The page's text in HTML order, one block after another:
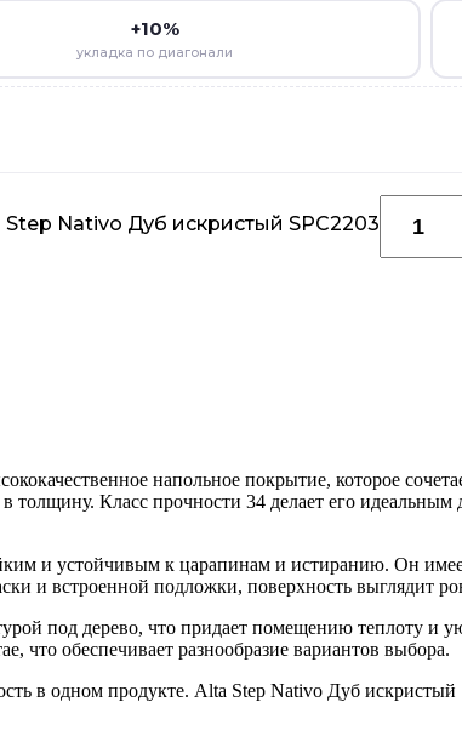
+10%
укладка по диагонали
Nativo Дуб искристый SPC2203
напольное покрытие, которое
Класс прочности 34 делает его
и устойчивым к царапинам и истиранию. Он
и встроенной подложки, поверхность выглядит
под дерево, что придает помещению теплоту и
что обеспечивает разнообразие вариантов выбора.
в одном продукте. Alta Step Nativo Дуб